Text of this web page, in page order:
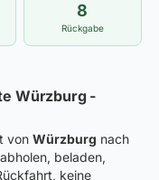
8
Rückgabe
Würzburg -
von Würzburg nach
beladen,
keine